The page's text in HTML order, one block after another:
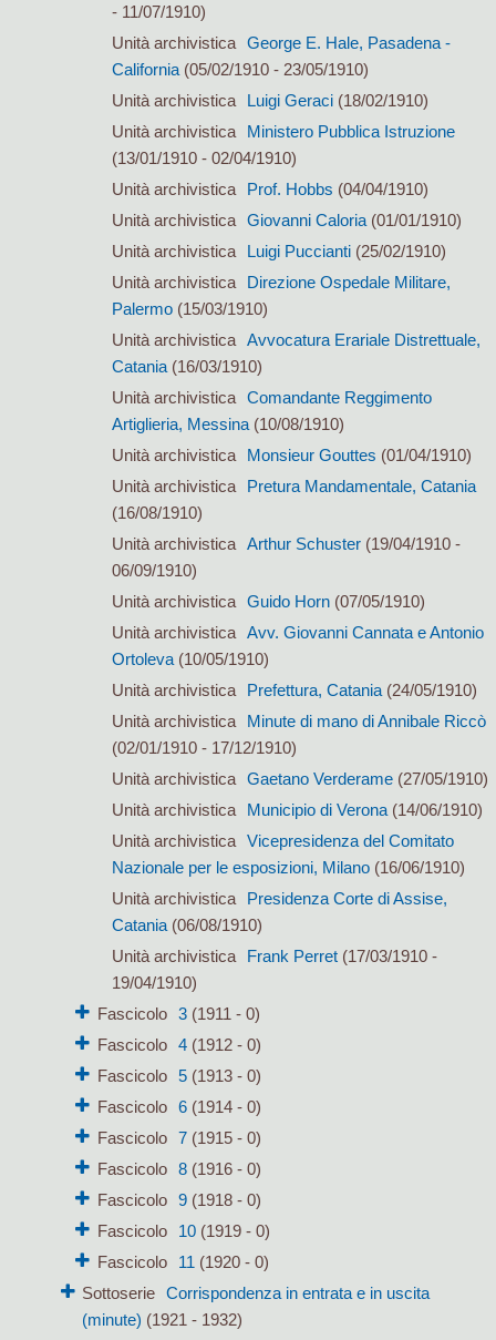
- 11/07/1910)
Unità archivistica George E. Hale, Pasadena -
California(05/02/1910 - 23/05/1910)
Unità archivistica
Luigi Geraci(18/02/1910)
Unità archivistica
Ministero Pubblica Istruzione
(13/01/1910 - 02/04/1910)
Unità archivistica
Prof. Hobbs (04/04/1910)
Unità archivistica Giovanni Caloria(01/01/1910)
Unità archivistica
Luigi Puccianti(25/02/1910)
Unità archivistica
Direzione Ospedale Militare,
Palermo(15/03/1910)
Unità archivistica Avvocatura Erariale Distrettuale,
Catania(16/03/1910)
Unità archivistica Comandante Reggimento
Artiglieria, Messina(10/08/1910)
Unità archivistica
Monsieur Gouttes (01/04/1910)
Unità archivistica
Pretura Mandamentale, Catania
(16/08/1910)
Unità archivistica Arthur Schuster(19/04/1910 -
06/09/1910)
Unità archivistica Guido Horn(07/05/1910)
Unità archivistica Avv. Giovanni Cannata e Antonio
Ortoleva(10/05/1910)
Unità archivistica
Prefettura, Catania(24/05/1910)
Unità archivistica
Minute di mano di Annibale Riccò
(02/01/1910 - 17/12/1910)
Unità archivistica Gaetano Verderame(27/05/1910)
Unità archivistica
Municipio di Verona(14/06/1910)
Unità archivistica Vicepresidenza del Comitato
Nazionale per le esposizioni, Milano(16/06/1910)
Unità archivistica
Presidenza Corte di Assise,
Catania(06/08/1910)
Unità archivistica
Frank Perret(17/03/1910 -
19/04/1910)
Fascicolo
3(1911 - 0)
Fascicolo
4(1912 - 0)
Fascicolo
5(1913 - 0)
Fascicolo
6(1914 - 0)
Fascicolo
7(1915 - 0)
Fascicolo
8(1916 - 0)
Fascicolo
9(1918 - 0)
Fascicolo
10(1919 - 0)
Fascicolo
11 (1920 - 0)
Sottoserie
Corrispondenza in entrata e in uscita
(minute) (1921 - 1932)